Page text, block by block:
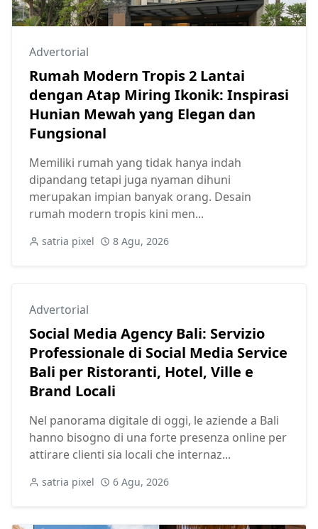
Advertorial
Rumah Modern Tropis 2 Lantai
dengan Atap Miring Ikonik: Inspirasi
Hunian Mewah yang Elegan dan
Fungsional
Memiliki rumah yang tidak hanya indah
dipandang tetapi juga nyaman dihuni
merupakan impian banyak orang. Desain
rumah modern tropis kini men...
satria pixel 8 Agu, 2026
Advertorial
Social Media Agency Bali: Servizio
Professionale di Social Media Service
Bali per Ristoranti, Hotel, Ville e
Brand Locali
Nel panorama digitale di oggi, le aziende a Bali
hanno bisogno di una forte presenza online per
attirare clienti sia locali che internaz...
satria pixel 6 Agu, 2026